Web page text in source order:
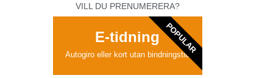
VILL DU PRENUMERERA?
E-tidning
Autogiro eller kort utan bindningstid
POPULAR